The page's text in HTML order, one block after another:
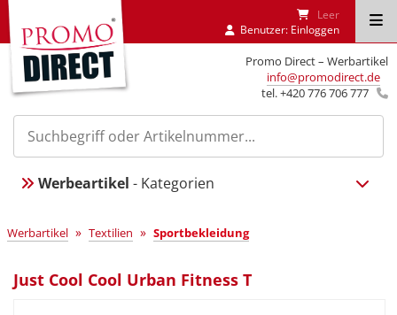
Promo Direct – Werbartikel
info@promodirect.de
tel. +420 776 706 777
Leer
Benutzer: Einloggen
Werbeartikel - Kategorien
Werbartikel » Textilien » Sportbekleidung
Just Cool Cool Urban Fitness T